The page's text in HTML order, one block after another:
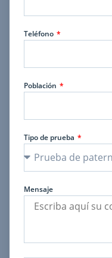
Teléfono
Población
Tipo de prueba
Mensaje